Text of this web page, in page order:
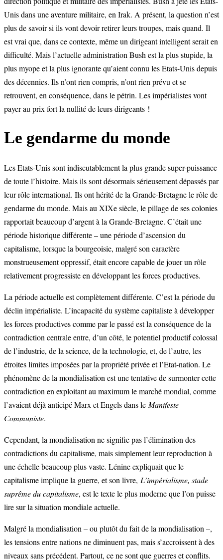
Unis dans une aventure militaire, en Irak. A présent, la question n’est
plus de savoir si ils vont devoir retirer leurs troupes, mais quand. Il
est vrai que, dans ce contexte, même un dirigeant intelligent serait en
difficulté. Mais l’actuelle administration Bush est la plus stupide, la
plus myope et la plus ignorante qu’aient connu les Etats-Unis depuis
des décennies. Ils n’ont rien compris, n’ont rien prévu et se
retrouvent, en conséquence, dans le pétrin. Les impérialistes vont
payer au prix fort la nullité de leurs dirigeants !
Le gendarme du monde
Les Etats-Unis sont indiscutablement la plus grande super-puissance
de toute l’histoire. Mais ils sont désormais sérieusement dépassés par
leur rôle international. Ils ont hérité de la Grande-Bretagne le rôle de
gendarme du monde. Mais au XIXe siècle, le pillage de ses colonies
rapportait beaucoup d’argent à la Grande-Bretagne. C’était une
période historique différente – une période d’ascension du
capitalisme, lorsque la bourgeoisie, malgré son caractère
monstrueusement oppressif, était encore capable de jouer un rôle
relativement progressiste en développant les forces productives.
La période actuelle est complètement différente. C’est la période du
déclin impérialiste. L’incapacité du système capitaliste à développer
les forces productives comme par le passé est la conséquence de la
contradiction centrale entre, d’un côté, le potentiel productif colossal
de l’industrie, de la science, de la technologie, et, de l’autre, les
étroites limites imposées par la propriété privée et l’Etat-nation. Le
phénomène de la mondialisation est une tentative de surmonter cette
contradiction en exploitant au maximum le marché mondial, comme
l’avaient déjà anticipé Marx et Engels dans le Manifeste
Communiste.
Cependant, la mondialisation ne signifie pas l’élimination des
contradictions du capitalisme, mais simplement leur reproduction à
une échelle beaucoup plus vaste. Lénine expliquait que le
capitalisme implique la guerre, et son livre, L’impérialisme, stade
suprême du capitalisme, est le texte le plus moderne que l’on puisse
lire sur la situation mondiale actuelle.
Malgré la mondialisation – ou plutôt du fait de la mondialisation –,
les tensions entre nations ne diminuent pas, mais s’accroissent à des
niveaux sans précédent. Partout, ce ne sont que guerres et conflits.